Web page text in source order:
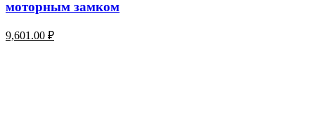
моторным замком
9,601.00 ₽